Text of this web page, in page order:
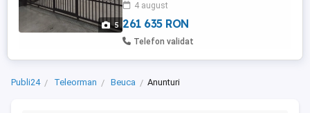
5
de 1860 mp, deține livada cu pomi
fructiferi , solar,bolta ...
4 august
261 635 RON
Telefon validat
Publi24 Teleorman Beuca Anunturi